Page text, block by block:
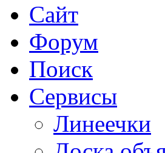
Сайт
Форум
Поиск
Сервисы
Линеечки